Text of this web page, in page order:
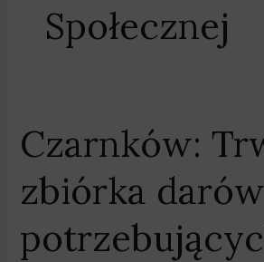
Społecznej
Czarnków:
zbiórka
Czarnków:
Trwa
zbiórka
darów
potrzebujących